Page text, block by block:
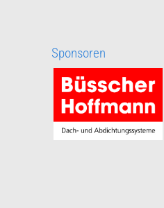
Sponsoren